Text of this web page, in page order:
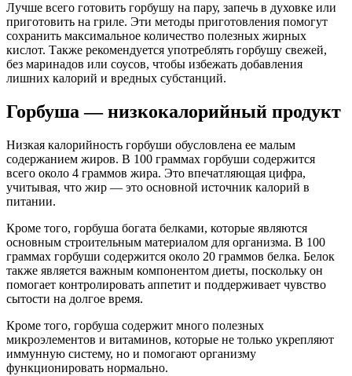
Лучше всего готовить горбушу на пару, запечь в духовке или
приготовить на гриле. Эти методы приготовления помогут
сохранить максимальное количество полезных жирных
кислот. Также рекомендуется употреблять горбушу свежей,
без маринадов или соусов, чтобы избежать добавления
лишних калорий и вредных субстанций.
Горбуша — низкокалорийный продукт
Низкая калорийность горбуши обусловлена ее малым
содержанием жиров. В 100 граммах горбуши содержится
всего около 4 граммов жира. Это впечатляющая цифра,
учитывая, что жир — это основной источник калорий в
питании.
Кроме того, горбуша богата белками, которые являются
основным строительным материалом для организма. В 100
граммах горбуши содержится около 20 граммов белка. Белок
также является важным компонентом диеты, поскольку он
помогает контролировать аппетит и поддерживает чувство
сытости на долгое время.
Кроме того, горбуша содержит много полезных
микроэлементов и витаминов, которые не только укрепляют
иммунную систему, но и помогают организму
функционировать нормально.